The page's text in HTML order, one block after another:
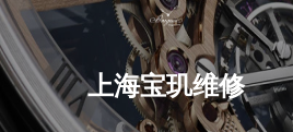
上海宝玑维修